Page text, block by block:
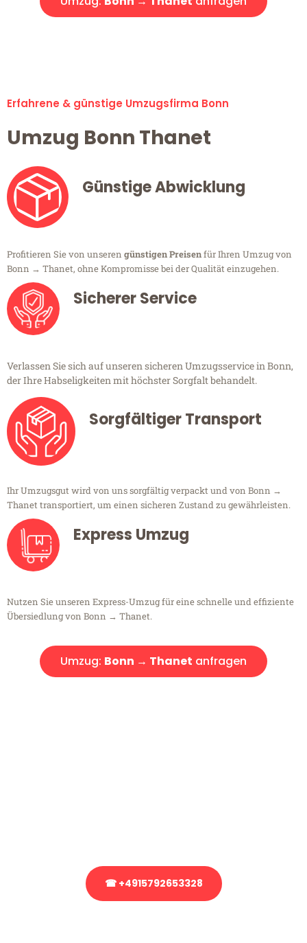
Erfahrene & günstige Umzugsfirma Bonn
Umzug Bonn Thanet
Günstige Abwicklung
Profitieren Sie von unseren günstigen Preisenfür Ihren Umzug von
Bonn → Thanet, ohne Kompromisse bei der Qualität einzugehen.
Sicherer Service
Verlassen Sie sich auf unseren sicheren Umzugsservice in Bonn,
der Ihre Habseligkeiten mit höchster Sorgfalt behandelt.
Sorgfältiger Transport
Ihr Umzugsgut wird von uns sorgfältig verpackt und von Bonn →
Thanet transportiert, um einen sicheren Zustand zu gewährleisten.
Express Umzug
Nutzen Sie unseren Express-Umzug für eine schnelle und effiziente
Übersiedlung von Bonn → Thanet.
Umzug: Bonn → Thanet anfragen
☎ +4915792653328